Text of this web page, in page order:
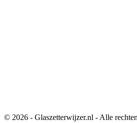
© 2026 - Glaszetterwijzer.nl - Alle